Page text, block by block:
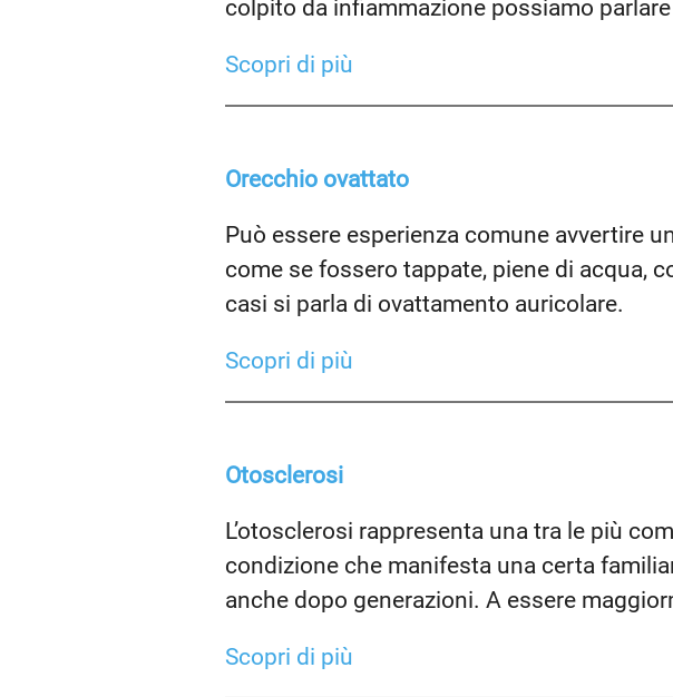
colpito da infiammazione possiamo
Scopri di più
Orecchio ovattato
Può essere esperienza comune avvertire
come se fossero tappate, piene di acqua,
casi si parla di ovattamento auricolare.
Scopri di più
Otosclerosi
L’otosclerosi rappresenta una tra le più
condizione che manifesta una certa
anche dopo generazioni. A essere
Scopri di più